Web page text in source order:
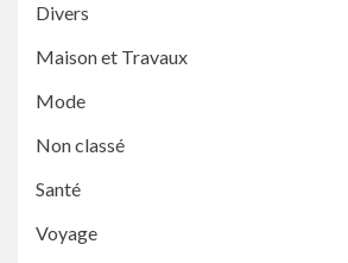
Divers
Maison et Travaux
Mode
Non classé
Santé
Voyage